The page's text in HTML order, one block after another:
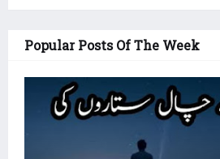
Popular Posts Of The Week